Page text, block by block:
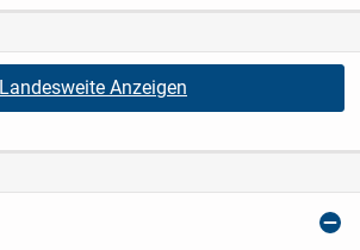
Landesweite Anzeigen